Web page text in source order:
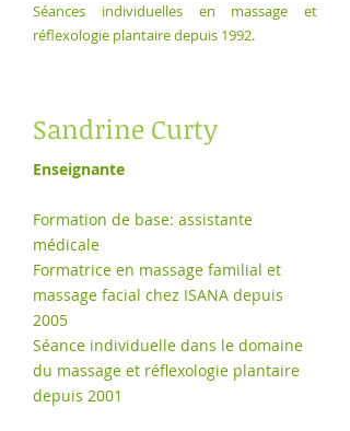
Séances individuelles en massage et
réflexologie plantaire depuis 1992.
Sandrine Curty
Enseignante
Formation de base: assistante
médicale
Formatrice en massage familial et
massage facial chez ISANA depuis
2005
Séance individuelle dans le domaine
du massage et réflexologie plantaire
depuis 2001